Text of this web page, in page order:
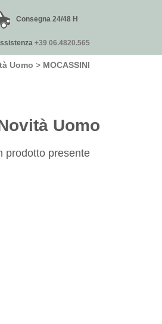
Consegna 24/48 H
+39 06.4820.565
Uomo > MOCASSINI
Uomo
prodotto presente